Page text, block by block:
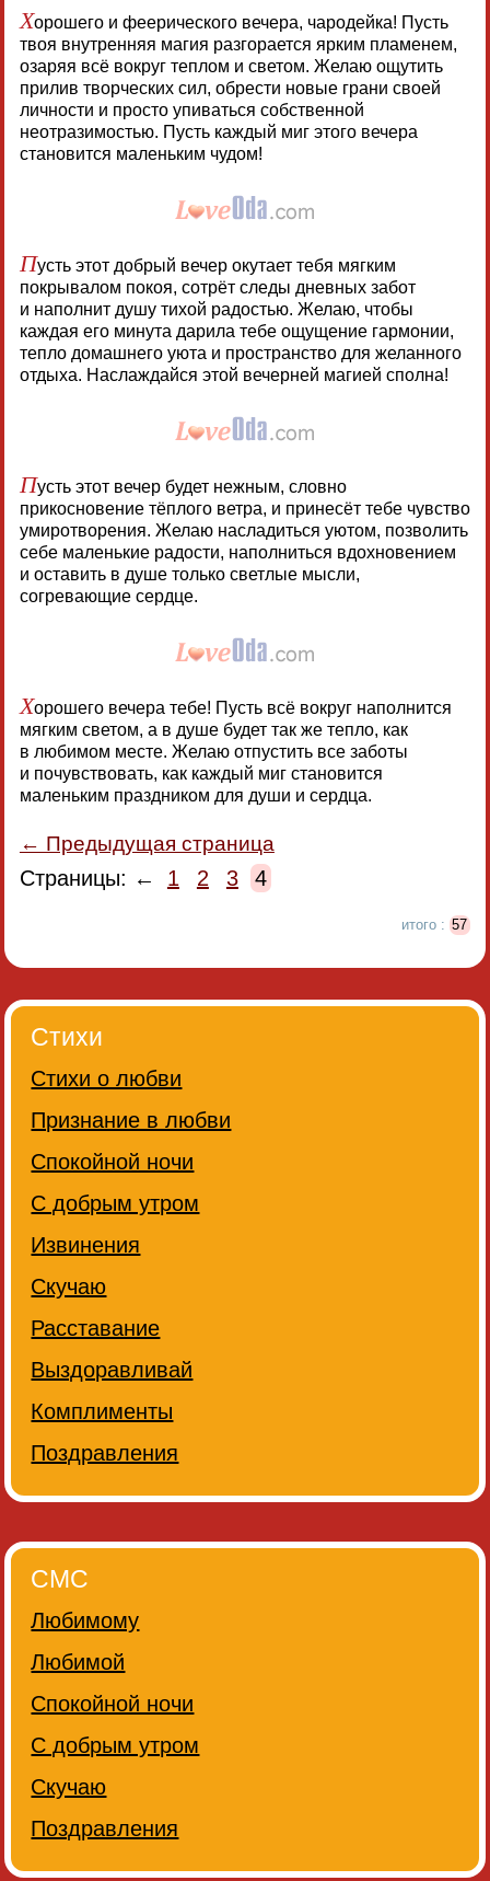
Хорошего и феерического вечера, чародейка! Пусть
твоя внутренняя магия разгорается ярким пламенем,
озаряя всё вокруг теплом и светом. Желаю ощутить
прилив творческих сил, обрести новые грани своей
личности и просто упиваться собственной
неотразимостью. Пусть каждый миг этого вечера
становится маленьким чудом!
Пусть этот добрый вечер окутает тебя мягким
покрывалом покоя, сотрёт следы дневных забот
и наполнит душу тихой радостью. Желаю, чтобы
каждая его минута дарила тебе ощущение гармонии,
тепло домашнего уюта и пространство для желанного
отдыха. Наслаждайся этой вечерней магией сполна!
Пусть этот вечер будет нежным, словно
прикосновение тёплого ветра, и принесёт тебе чувство
умиротворения. Желаю насладиться уютом, позволить
себе маленькие радости, наполниться вдохновением
и оставить в душе только светлые мысли,
согревающие сердце.
Хорошего вечера тебе! Пусть всё вокруг наполнится
мягким светом, а в душе будет так же тепло, как
в любимом месте. Желаю отпустить все заботы
и почувствовать, как каждый миг становится
маленьким праздником для души и сердца.
← Предыдущая страница
Страницы: ← 1 2 3 4
итого : 57
Стихи
Стихи о любви
Признание в любви
Спокойной ночи
С добрым утром
Извинения
Скучаю
Расставание
Выздоравливай
Комплименты
Поздравления
СМС
Любимому
Любимой
Спокойной ночи
С добрым утром
Скучаю
Поздравления